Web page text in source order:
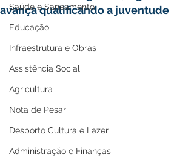
Saúde e Saneamento
Educação
Infraestrutura e Obras
Assistência Social
Agricultura
Nota de Pesar
Desporto Cultura e Lazer
Administração e Finanças
avança qualificando a juventude